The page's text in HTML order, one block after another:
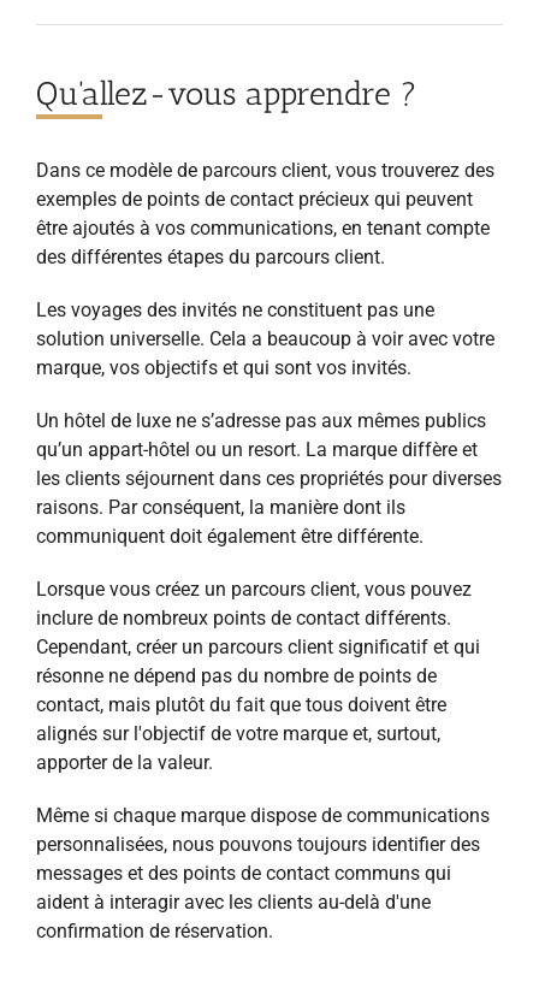
Qu'allez-vous apprendre ?
Dans ce modèle de parcours client, vous trouverez des
exemples de points de contact précieux qui peuvent
être ajoutés à vos communications, en tenant compte
des différentes étapes du parcours client.
Les voyages des invités ne constituent pas une
solution universelle. Cela a beaucoup à voir avec votre
marque, vos objectifs et qui sont vos invités.
Un hôtel de luxe ne s’adresse pas aux mêmes publics
qu’un appart-hôtel ou un resort. La marque diffère et
les clients séjournent dans ces propriétés pour diverses
raisons. Par conséquent, la manière dont ils
communiquent doit également être différente.
Lorsque vous créez un parcours client, vous pouvez
inclure de nombreux points de contact différents.
Cependant, créer un parcours client significatif et qui
résonne ne dépend pas du nombre de points de
contact, mais plutôt du fait que tous doivent être
alignés sur l'objectif de votre marque et, surtout,
apporter de la valeur.
Même si chaque marque dispose de communications
personnalisées, nous pouvons toujours identifier des
messages et des points de contact communs qui
aident à interagir avec les clients au-delà d'une
confirmation de réservation.